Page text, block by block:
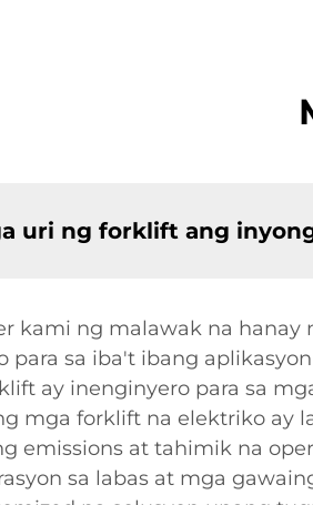
uri ng forklift ang
kami ng malawak na hanay
para sa iba't ibang
ay inenginyero para sa
mga forklift na elektriko ay
emissions at tahimik na
sa labas at mga